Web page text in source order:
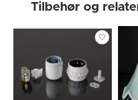
Tilbehør og